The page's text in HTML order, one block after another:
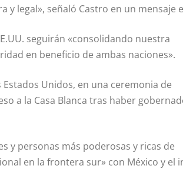
legal», señaló Castro en un mensaje
seguirán «consolidando nuestra
en beneficio de ambas naciones».
Unidos, en una ceremonia de
a la Casa Blanca tras haber
y personas más poderosas y ricas de
en la frontera sur» con México y el